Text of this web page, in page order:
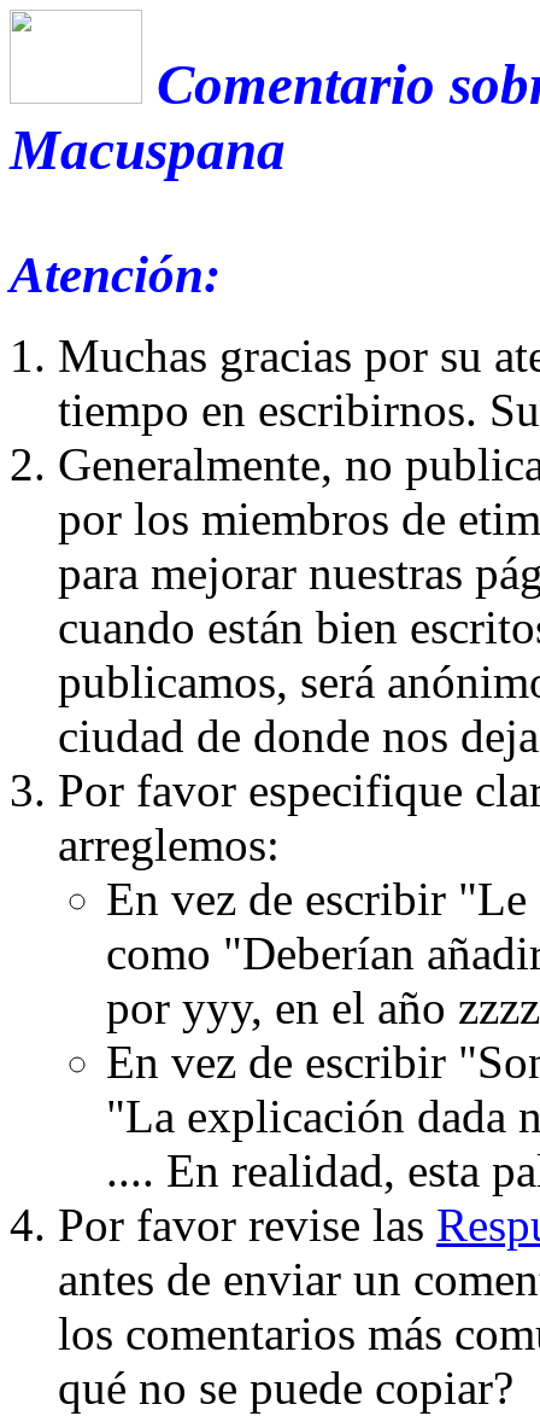
Comentario
Macuspana
Atención:
Muchas gracias por su
tiempo en escribirnos.
Generalmente, no
por los miembros de
para mejorar nuestras
cuando están bien
publicamos, será
ciudad de donde nos
Por favor especifique
arreglemos:
En vez de escribir
como "Deberían
por yyy, en el año
En vez de escribir
"La explicación dada
.... En realidad, esta
Por favor revise las
antes de enviar un
los comentarios más
qué no se puede copiar?